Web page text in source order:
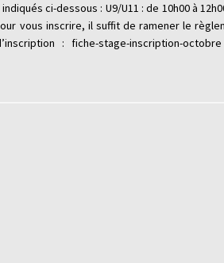
ci-dessous : U9/U11 : de 10h00 à
vous inscrire, il suffit de ramener le
: fiche-stage-inscription-